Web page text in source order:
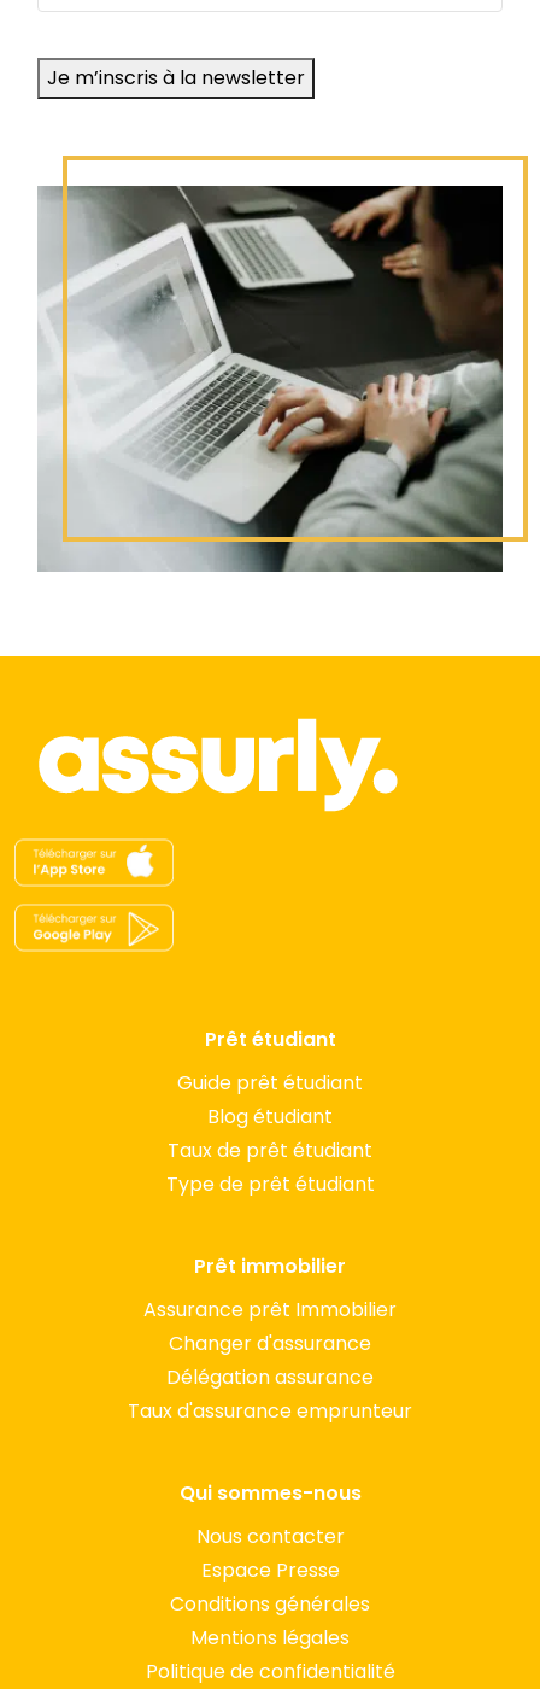
Je m’inscris à la newsletter
Prêt étudiant
Guide prêt étudiant
Blog étudiant
Taux de prêt étudiant
Type de prêt étudiant
Prêt immobilier
Assurance prêt Immobilier
Changer d'assurance
Délégation assurance
Taux d'assurance emprunteur
Qui sommes-nous
Nous contacter
Espace Presse
Conditions générales
Mentions légales
Politique de confidentialité